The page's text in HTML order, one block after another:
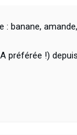
banane,
!)